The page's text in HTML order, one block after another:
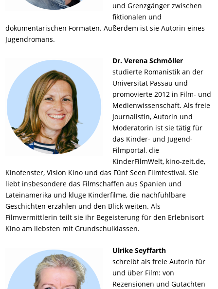
und Grenzgänger zwischen
fiktionalen und
dokumentarischen Formaten. Außerdem ist sie Autorin eines
Jugendromans.
Dr. Verena Schmöller
studierte Romanistik an der
Universität Passau und
promovierte 2012 in Film- und
Medienwissenschaft. Als freie
Journalistin, Autorin und
Moderatorin ist sie tätig für
das Kinder- und Jugend-
Filmportal, die
KinderFilmWelt, kino-zeit.de,
Kinofenster, Vision Kino und das Fünf Seen Filmfestival. Sie
liebt insbesondere das Filmschaffen aus Spanien und
Lateinamerika und kluge Kinderfilme, die nachfühlbare
Geschichten erzählen und den Blick weiten. Als
Filmvermittlerin teilt sie ihr Begeisterung für den Erlebnisort
Kino am liebsten mit Grundschulklassen.
Ulrike Seyffarth
schreibt als freie Autorin für
und über Film: von
Rezensionen und Gutachten